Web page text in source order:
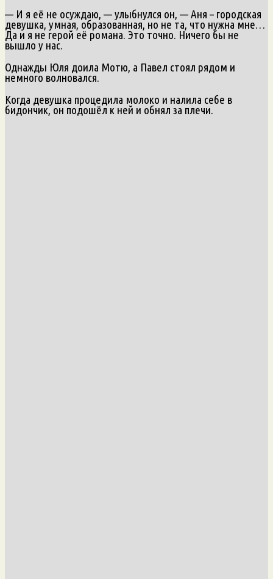
— И я её не осуждаю, — улыбнулся он, — Аня – городская
девушка, умная, образованная, но не та, что нужна мне…
Да и я не герой её романа. Это точно. Ничего бы не
вышло у нас.
Однажды Юля доила Мотю, а Павел стоял рядом и
немного волновался.
Когда девушка процедила молоко и налила себе в
бидончик, он подошёл к ней и обнял за плечи.